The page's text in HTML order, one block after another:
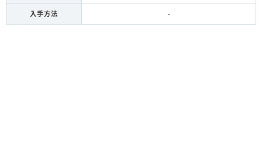
入手方法 -